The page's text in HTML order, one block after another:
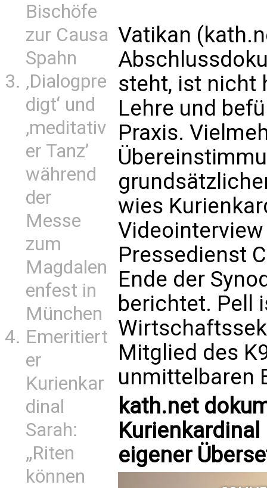
Bischöfe
zur Causa
Spahn
‚Dialogpre
digt‘ und
‚meditativ
er Tanz’
während
der
Messe
zum
Magdalen
enfest in
München
Emeritiert
er
Kurienkar
dinal
Sarah:
„Riten
können
Vatikan
steht, ist
Lehre und
Praxis.
wies
Pressedienst
Ende der
berichtet. Pell
Mitglied des
unmittelbaren
kath.net
eigener